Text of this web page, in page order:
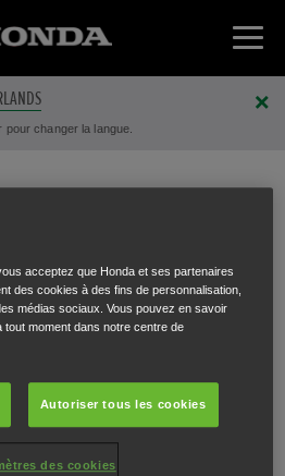
pour changer la langue.
SRL
,4950
acceptez que Honda et ses partenaires
des cookies à des fins de personnalisation,
médias sociaux. Vous pouvez en savoir
moment dans notre centre de
Autoriser tous les cookies
des cookies